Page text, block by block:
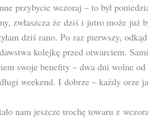
przybycie wczoraj – to był
zwłaszcza że dziś i jutro może już
dziś rano. Po raz pierwszy,
kolejkę przed otwarciem.
swoje benefity – dwa dni wolne
weekend. I dobrze – każdy orze
nam jeszcze trochę towaru z